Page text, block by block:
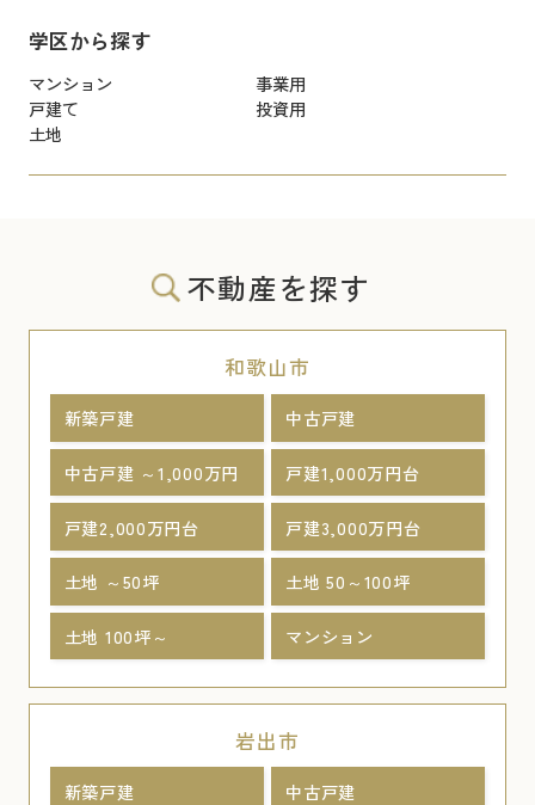
学区から探す
マンション
事業用
戸建て
投資用
土地
不動産を探す
和歌山市
新築戸建 中古戸建
中古戸建 ～1,000万円 戸建1,000万円台
戸建2,000万円台 戸建3,000万円台
土地 ～50坪 土地 50～100坪
土地 100坪～ マンション
岩出市
新築戸建 中古戸建